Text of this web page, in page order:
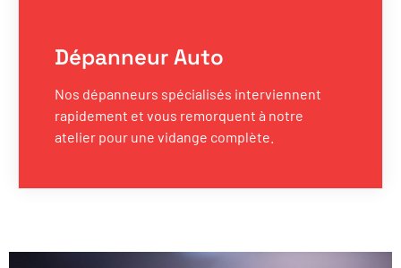
Dépanneur Auto
Nos dépanneurs spécialisés interviennent
rapidement et vous remorquent à notre
atelier pour une vidange complète.